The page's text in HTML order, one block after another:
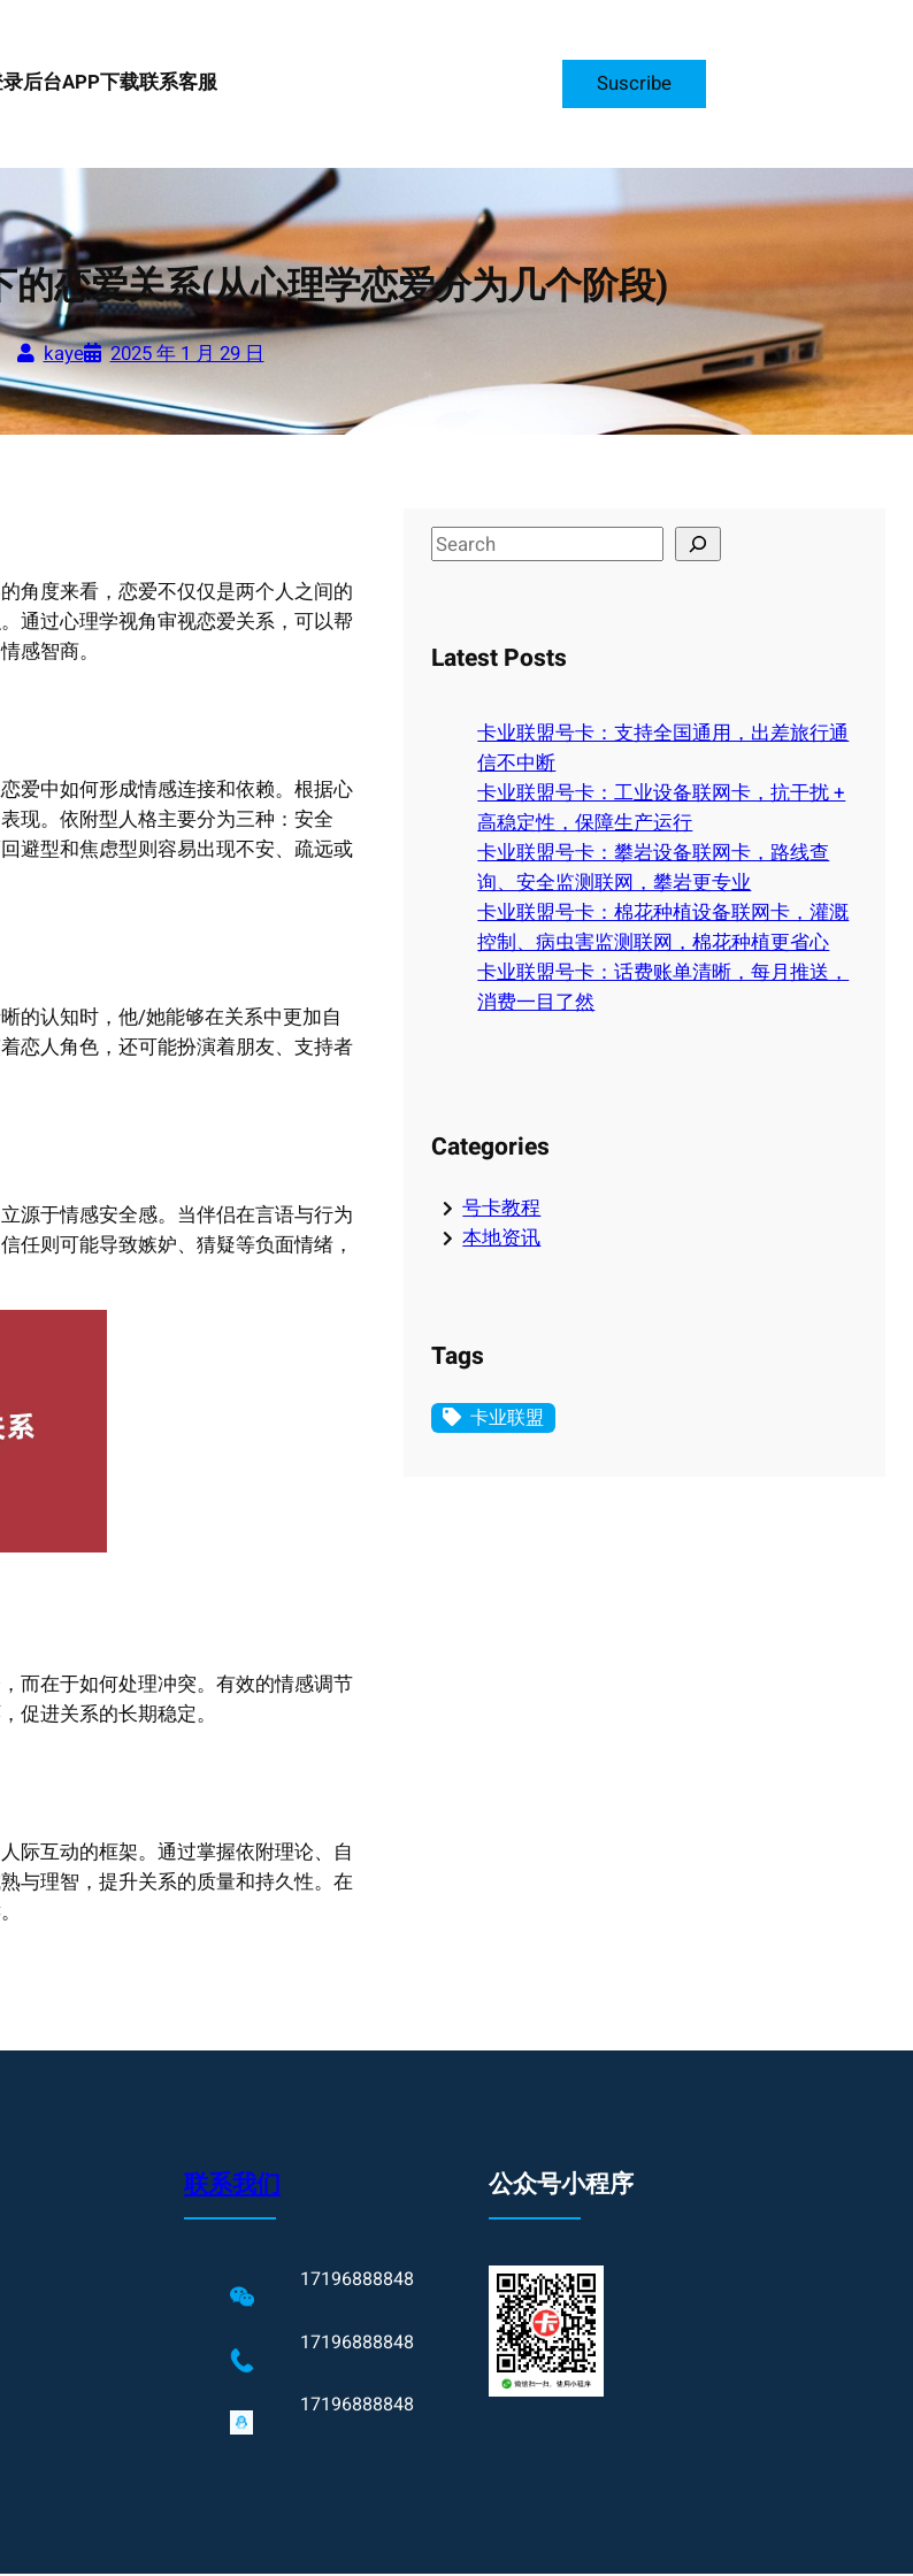
后台APP下载联系客服 Suscribe
恋爱关系(从心理学恋爱分为几个阶段)
kaye 2025 年 1 月 29 日
角度来看，恋爱不仅仅是两个人之间的
通过心理学视角审视恋爱关系，可以帮
感智商。
爱中如何形成情感连接和依赖。根据心
现。依附型人格主要分为三种：安全
避型和焦虑型则容易出现不安、疏远或
的认知时，他/她能够在关系中更加自
恋人角色，还可能扮演着朋友、支持者
源于情感安全感。当伴侣在言语与行为
任则可能导致嫉妒、猜疑等负面情绪，
而在于如何处理冲突。有效的情感调节
促进关系的长期稳定。
际互动的框架。通过掌握依附理论、自
与理智，提升关系的质量和持久性。在
S
e
c
Latest Posts
卡业联盟号卡：支持全国通用，出差旅行通
信不中断
卡业联盟号卡：工业设备联网卡，抗干扰 +
高稳定性，保障生产运行
卡业联盟号卡：攀岩设备联网卡，路线查
询、安全监测联网，攀岩更专业
卡业联盟号卡：棉花种植设备联网卡，灌溉
控制、病虫害监测联网，棉花种植更省心
卡业联盟号卡：话费账单清晰，每月推送，
消费一目了然
Categories
号卡教程
本地资讯
Tags
卡业联盟
联系我们
17196888848
17196888848
17196888848
公众号小程序